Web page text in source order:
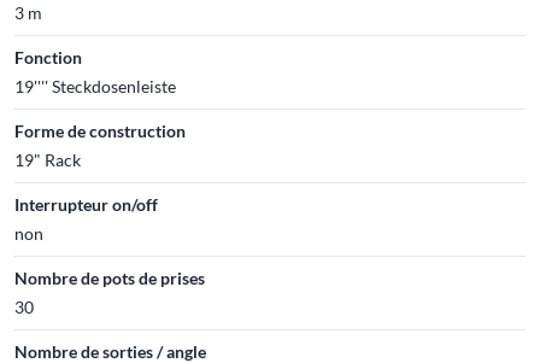
3 m
Fonction
19'''' Steckdosenleiste
Forme de construction
19" Rack
Interrupteur on/off
non
Nombre de pots de prises
30
Nombre de sorties / angle